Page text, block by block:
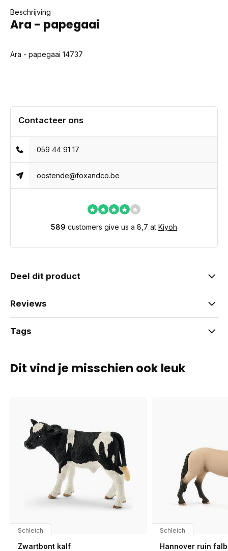
Beschrijving
Ara - papegaai
Ara - papegaai 14737
Contacteer ons
059 44 91 17
oostende@foxandco.be
589 customers give us a 8,7 at Kiyoh
Deel dit product
Reviews
Tags
Dit vind je misschien ook leuk
Schleich
Zwartbont kalf
Schleich
Hannover ruin